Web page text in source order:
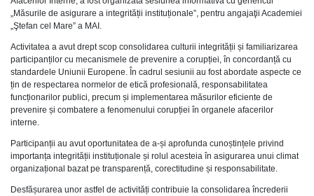
„Măsurile de asigurare a integrității instituționale”, pentru angajaţii Academiei
„Ştefan cel Mare” a MAI.
Activitatea a avut drept scop consolidarea culturii integrității și familiarizarea
participanților cu mecanismele de prevenire a corupției, în concordanță cu
standardele Uniunii Europene. În cadrul sesiunii au fost abordate aspecte ce
țin de respectarea normelor de etică profesională, responsabilitatea
funcționarilor publici, precum și implementarea măsurilor eficiente de
prevenire și combatere a fenomenului corupției în organele afacerilor
interne.
Participanții au avut oportunitatea de a-și aprofunda cunoștințele privind
importanța integrității instituționale și rolul acesteia în asigurarea unui climat
organizațional bazat pe transparență, corectitudine și responsabilitate.
Desfășurarea unor astfel de activități contribuie la consolidarea încrederii